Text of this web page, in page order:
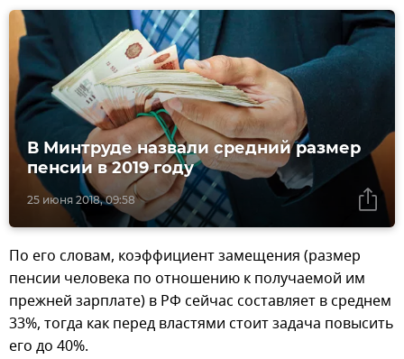
25 июня 2018, 09:58
В Минтруде назвали средний размер
пенсии в 2019 году
По его словам, коэффициент замещения (размер
пенсии человека по отношению к получаемой им
прежней зарплате) в РФ сейчас составляет в среднем
33%, тогда как перед властями стоит задача повысить
его до 40%.